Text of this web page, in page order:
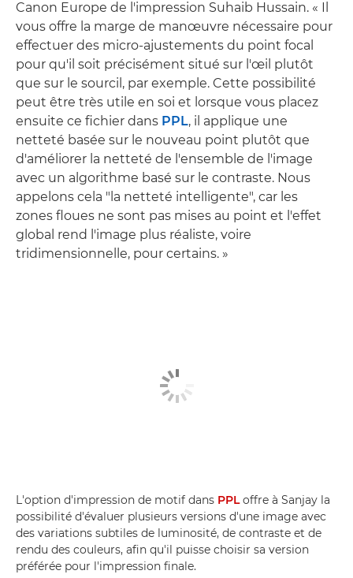
Canon Europe de l'impression Suhaib Hussain. « Il
vous offre la marge de manœuvre nécessaire pour
effectuer des micro-ajustements du point focal
pour qu'il soit précisément situé sur l'œil plutôt
que sur le sourcil, par exemple. Cette possibilité
peut être très utile en soi et lorsque vous placez
ensuite ce fichier dans PPL, il applique une
netteté basée sur le nouveau point plutôt que
d'améliorer la netteté de l'ensemble de l'image
avec un algorithme basé sur le contraste. Nous
appelons cela "la netteté intelligente", car les
zones floues ne sont pas mises au point et l'effet
global rend l'image plus réaliste, voire
tridimensionnelle, pour certains. »
L'option d'impression de motif dans PPLoffre à Sanjay la
possibilité d'évaluer plusieurs versions d'une image avec
des variations subtiles de luminosité, de contraste et de
rendu des couleurs, afin qu'il puisse choisir sa version
préférée pour l'impression finale.